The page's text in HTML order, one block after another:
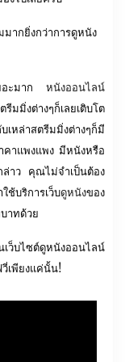
มากยิ่งกว่าการดูหนัง
อะมาก หนังออนไลน์
มิ่งต่างๆก็เลยเติบโต
หล่าสตรีมมิ่งต่างๆก็มี
คาแพงแพง มีหนังหรือ
ล่าว คุณไม่จำเป็นต้อง
ช้บริการเว็บดูหนังของ
าทด้วย
ว็บไซต์ดูหนังออนไลน์
เพียงแค่นั้น!